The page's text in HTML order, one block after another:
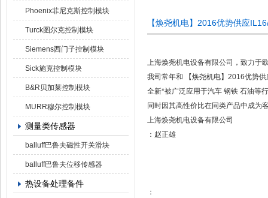
Phoenix菲尼克斯控制模块
Turck图尔克控制模块
Siemens西门子控制模块
Sick施克控制模块
B&R贝加莱控制模块
MURR穆尔控制模块
测量类传感器
balluff巴鲁夫磁性开关滑块
balluff巴鲁夫位移传感器
热设备处理备件
【焕尧机电】2016优势供应
上海焕尧机电设备有限公司，致力于
我司常年和 【焕尧机电】2016优势
全新*被广泛应用于汽车 钢铁 石油等
同时因其高性价比在同类产品中
上海焕尧机电设备有限公司
：赵正雄
：